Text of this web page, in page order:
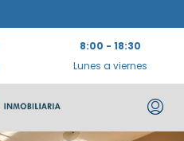
8:00 - 18:30
Lunes a viernes